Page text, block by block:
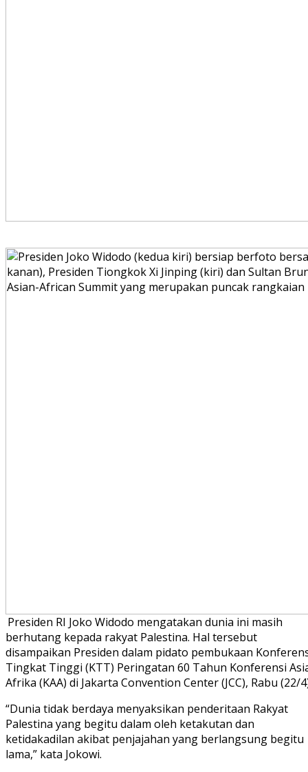
Presiden RI Joko Widodo mengatakan dunia ini masih
berhutang kepada rakyat Palestina. Hal tersebut
disampaikan Presiden dalam pidato pembukaan
Tingkat Tinggi (KTT) Peringatan 60 Tahun Konferensi
Afrika (KAA) di Jakarta Convention Center (JCC), Rabu (22/
“Dunia tidak berdaya menyaksikan penderitaan Rakyat
Palestina yang begitu dalam oleh ketakutan dan
ketidakadilan akibat penjajahan yang berlangsung begitu
lama,” kata Jokowi.